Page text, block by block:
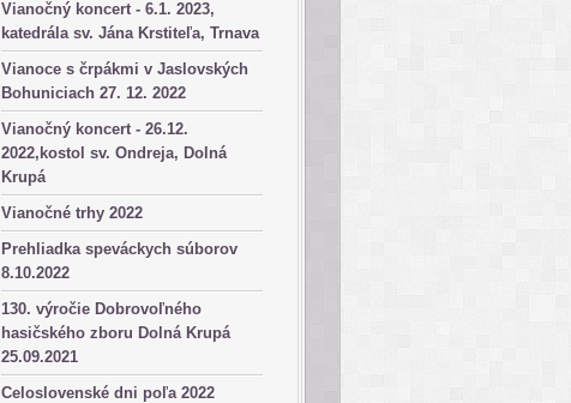
Vianočný koncert - 6.1. 2023,
katedrála sv. Jána Krstiteľa, Trnava
Vianoce s črpákmi v Jaslovských
Bohuniciach 27. 12. 2022
Vianočný koncert - 26.12.
2022,kostol sv. Ondreja, Dolná
Krupá
Vianočné trhy 2022
Prehliadka speváckych súborov
8.10.2022
130. výročie Dobrovoľného
hasičského zboru Dolná Krupá
25.09.2021
Celoslovenské dni poľa 2022